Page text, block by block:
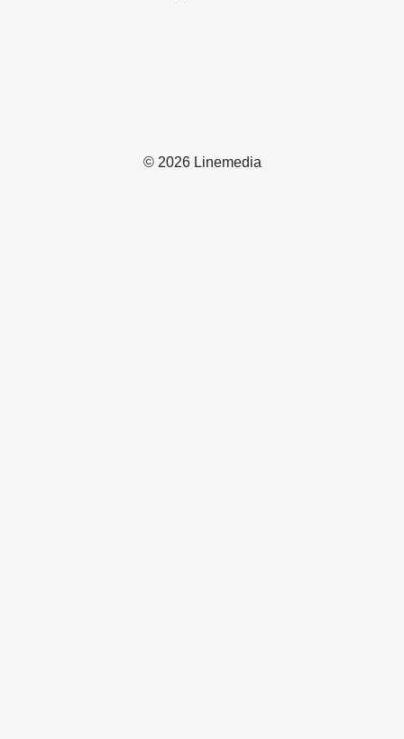
© 2026 Linemedia